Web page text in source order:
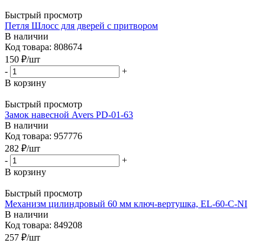
Быстрый просмотр
Петля Шлосс для дверей с притвором
В наличии
Код товара: 808674
150 ₽/шт
-
+
В корзину
Быстрый просмотр
Замок навесной Avers PD-01-63
В наличии
Код товара: 957776
282 ₽/шт
-
+
В корзину
Быстрый просмотр
Механизм цилиндровый 60 мм ключ-вертушка, EL-60-C-NI
В наличии
Код товара: 849208
257 ₽/шт